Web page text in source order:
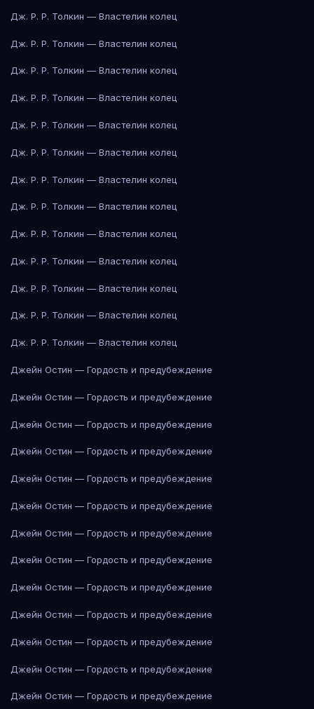
Дж. Р. Р. Толкин — Властелин колец
Дж. Р. Р. Толкин — Властелин колец
Дж. Р. Р. Толкин — Властелин колец
Дж. Р. Р. Толкин — Властелин колец
Дж. Р. Р. Толкин — Властелин колец
Дж. Р. Р. Толкин — Властелин колец
Дж. Р. Р. Толкин — Властелин колец
Дж. Р. Р. Толкин — Властелин колец
Дж. Р. Р. Толкин — Властелин колец
Дж. Р. Р. Толкин — Властелин колец
Дж. Р. Р. Толкин — Властелин колец
Дж. Р. Р. Толкин — Властелин колец
Дж. Р. Р. Толкин — Властелин колец
Джейн Остин — Гордость и предубеждение
Джейн Остин — Гордость и предубеждение
Джейн Остин — Гордость и предубеждение
Джейн Остин — Гордость и предубеждение
Джейн Остин — Гордость и предубеждение
Джейн Остин — Гордость и предубеждение
Джейн Остин — Гордость и предубеждение
Джейн Остин — Гордость и предубеждение
Джейн Остин — Гордость и предубеждение
Джейн Остин — Гордость и предубеждение
Джейн Остин — Гордость и предубеждение
Джейн Остин — Гордость и предубеждение
Джейн Остин — Гордость и предубеждение